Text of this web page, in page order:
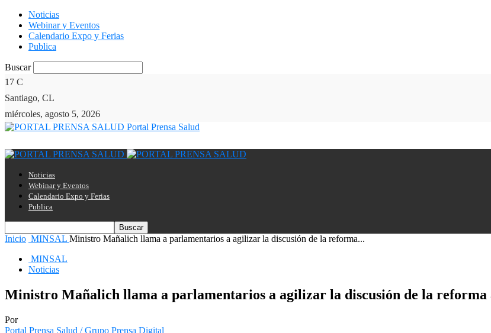
Noticias
Webinar y Eventos
Calendario Expo y Ferias
Publica
Buscar
17 C
Santiago, CL
miércoles, agosto 5, 2026
Portal Prensa Salud
Noticias
Webinar y Eventos
Calendario Expo y Ferias
Publica
Inicio MINSAL Ministro Mañalich llama a parlamentarios a agilizar la discusión de la reforma...
MINSAL
Noticias
Ministro Mañalich llama a parlamentarios a agilizar la discusión de la reforma
Por
Portal Prensa Salud / Grupo Prensa Digital